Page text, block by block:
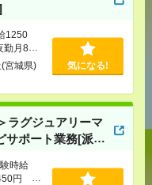
1250
月8回
宮城県)
気になる!
ラグジュアリーマ
サポート業務[派
時給
円 ■
夜の見回りなど＠